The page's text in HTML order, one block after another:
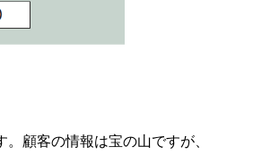
顧客の情報は宝の山ですが、